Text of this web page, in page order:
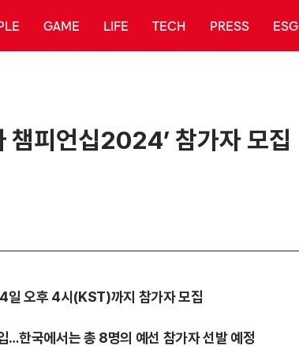
GAME LIFE TECH PRESS ESG
챔피언십2024’ 참가자 모집
일 오후 4시(KST)까지 참가자 모집
…한국에서는 총 8명의 예선 참가자 선발 예정